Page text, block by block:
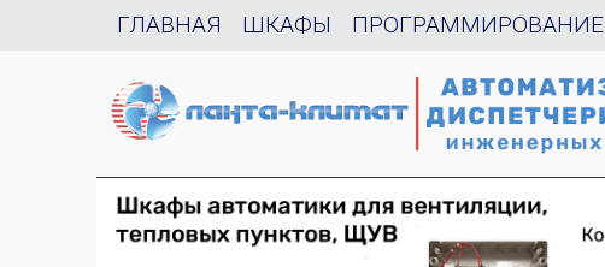
ГЛАВНАЯ ШКАФЫ ПРОГРАММИРОВАНИЕ